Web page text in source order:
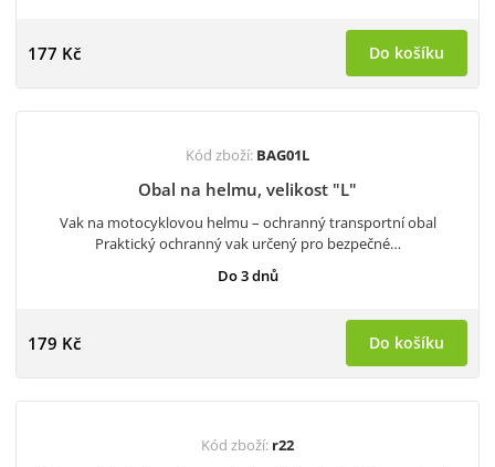
177 Kč Do košíku
Kód zboží: BAG01L
Obal na helmu, velikost "L"
Vak na motocyklovou helmu – ochranný transportní obal
Praktický ochranný vak určený pro bezpečné…
Do 3 dnů
179 Kč Do košíku
Kód zboží: r22